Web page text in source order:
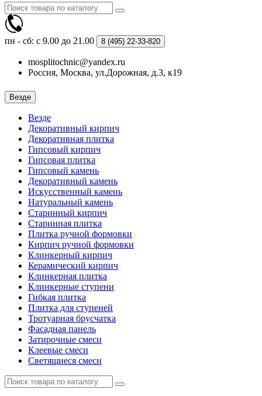
пн - сб: с 9.00 до 21.00 8 (495) 22-33-820
mosplitochnic@yandex.ru
Россия, Москва, ул.Дорожная, д.3, к19
Везде
Везде
Декоративный кирпич
Декоративная плитка
Гипсовый кирпич
Гипсовая плитка
Гипсовый камень
Декоративный камень
Искусственный камень
Натуральный камень
Старинный кирпич
Старинная плитка
Плитка ручной формовки
Кирпич ручной формовки
Клинкерный кирпич
Керамический кирпич
Клинкерная плитка
Клинкерные ступени
Гибкая плитка
Плитка для ступеней
Тротуарная брусчатка
Фасадная панель
Затирочные смеси
Клеевые смеси
Светящиеся смеси